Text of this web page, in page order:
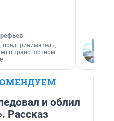
предприниматель,
в транспортном
и облил
Рассказ